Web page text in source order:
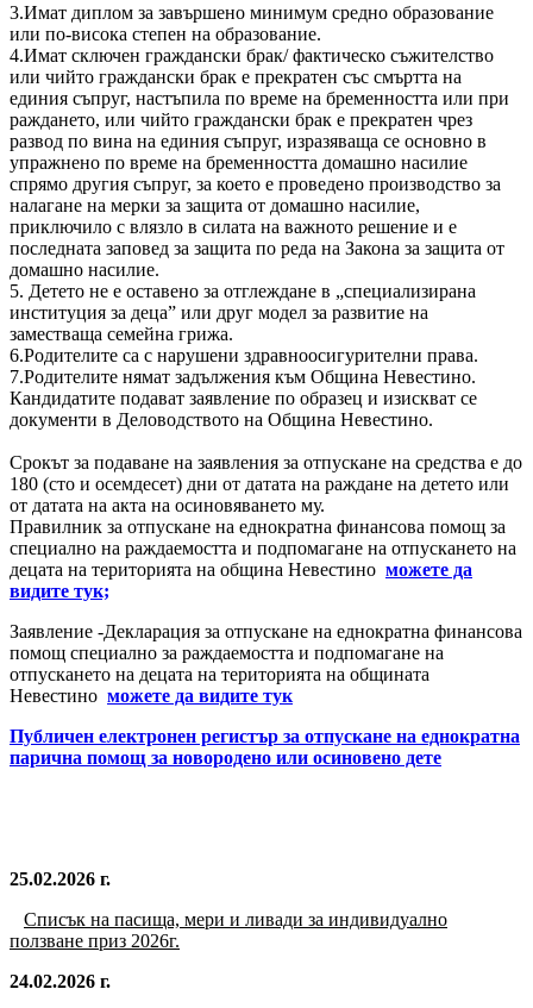
3.Имат диплом за завършено минимум средно образование
или по-висока степен на образование.
4.Имат сключен граждански брак/ фактическо съжителство
или чийто граждански брак е прекратен със смъртта на
единия съпруг, настъпила по време на бременността или при
раждането, или чийто граждански брак е прекратен чрез
развод по вина на единия съпруг, изразяваща се основно в
упражнено по време на бременността домашно насилие
спрямо другия съпруг, за което е проведено производство за
налагане на мерки за защита от домашно насилие,
приключило с влязло в силата на важното решение и е
последната заповед за защита по реда на Закона за защита от
домашно насилие.
5. Детето не е оставено за отглеждане в „специализирана
институция за деца” или друг модел за развитие на
заместваща семейна грижа.
6.Родителите са с нарушени здравноосигурителни права.
7.Родителите нямат задължения към Община Невестино.
Кандидатите подават заявление по образец и изискват се
документи в Деловодството на Община Невестино.
Срокът за подаване на заявления за отпускане на средства е до
180 (сто и осемдесет) дни от датата на раждане на детето или
от датата на акта на осиновяването му.
Правилник за отпускане на еднократна финансова помощ за
специално на раждаемостта и подпомагане на отпускането на
децата на територията на община Невестино можете да
видите тук;
Заявление -Декларация за отпускане на еднократна финансова
помощ специално за раждаемостта и подпомагане на
отпускането на децата на територията на общината
Невестино можете да видите тук
Публичен електронен регистър за отпускане на еднократна
парична помощ за новородено или осиновено дете
25.02.2026 г.
Списък на пасища, мери и ливади за индивидуално
ползване приз 2026г.
24.02.2026 г.